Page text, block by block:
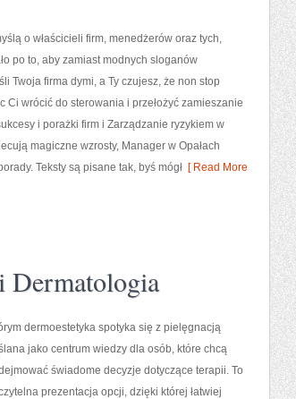
o właścicieli firm, menedżerów oraz tych,
po to, aby zamiast modnych sloganów
Twoja firma dymi, a Ty czujesz, że non stop
Ci wrócić do sterowania i przełożyć zamieszanie
i porażki firm i Zarządzanie ryzykiem w
magiczne wzrosty, Manager w Opałach
Teksty są pisane tak, byś mógł [ Read More
Dermatologia
dermoestetyka spotyka się z pielęgnacją
jako centrum wiedzy dla osób, które chcą
świadome decyzje dotyczące terapii. To
prezentacja opcji, dzięki której łatwiej